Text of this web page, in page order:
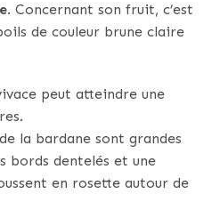
. Concernant son fruit, c’est
de couleur brune claire
peut atteindre une
la bardane sont grandes
bords dentelés et une
en rosette autour de